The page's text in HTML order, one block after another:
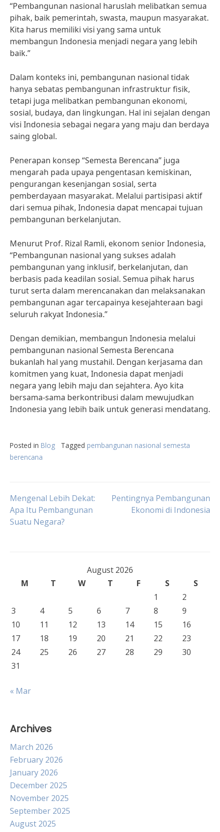
“Pembangunan nasional haruslah melibatkan semua
pihak, baik pemerintah, swasta, maupun masyarakat.
Kita harus memiliki visi yang sama untuk
membangun Indonesia menjadi negara yang lebih
baik.”
Dalam konteks ini, pembangunan nasional tidak
hanya sebatas pembangunan infrastruktur fisik,
tetapi juga melibatkan pembangunan ekonomi,
sosial, budaya, dan lingkungan. Hal ini sejalan dengan
visi Indonesia sebagai negara yang maju dan berdaya
saing global.
Penerapan konsep “Semesta Berencana” juga
mengarah pada upaya pengentasan kemiskinan,
pengurangan kesenjangan sosial, serta
pemberdayaan masyarakat. Melalui partisipasi aktif
dari semua pihak, Indonesia dapat mencapai tujuan
pembangunan berkelanjutan.
Menurut Prof. Rizal Ramli, ekonom senior Indonesia,
“Pembangunan nasional yang sukses adalah
pembangunan yang inklusif, berkelanjutan, dan
berbasis pada keadilan sosial. Semua pihak harus
turut serta dalam merencanakan dan melaksanakan
pembangunan agar tercapainya kesejahteraan bagi
seluruh rakyat Indonesia.”
Dengan demikian, membangun Indonesia melalui
pembangunan nasional Semesta Berencana
bukanlah hal yang mustahil. Dengan kerjasama dan
komitmen yang kuat, Indonesia dapat menjadi
negara yang lebih maju dan sejahtera. Ayo kita
bersama-sama berkontribusi dalam mewujudkan
Indonesia yang lebih baik untuk generasi mendatang.
Posted in Blog Tagged pembangunan nasional semesta
berencana
Post
navigation
Mengenal Lebih Dekat:
Apa Itu Pembangunan
Suatu Negara?
Pentingnya Pembangunan
Ekonomi di Indonesia
August 2026
M
T W T F S
S
1
2
3
4 5 6 7 8
9
10
11 12 13 14 15
16
17
18 19 20 21 22
23
24
25 26 27 28 29
30
31
« Mar
Archives
March 2026
February 2026
January 2026
December 2025
November 2025
September 2025
August 2025